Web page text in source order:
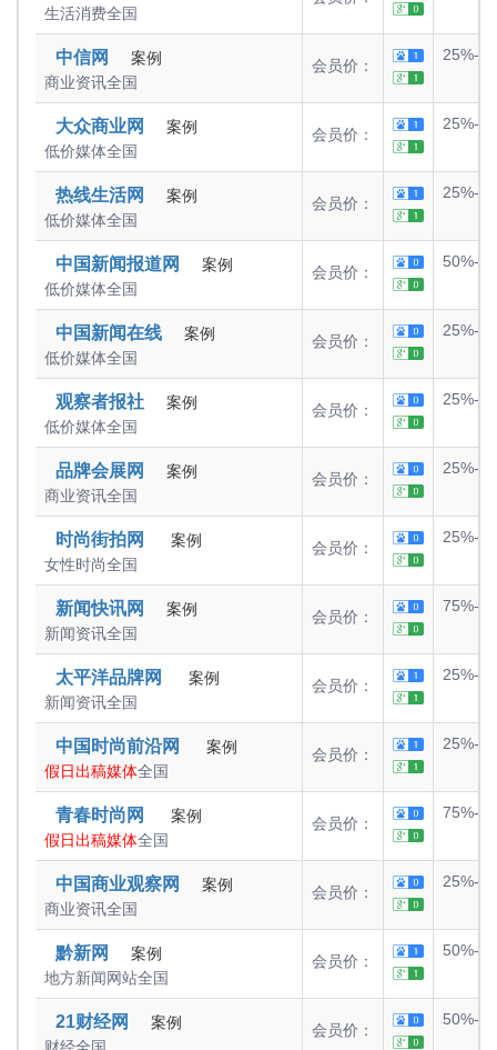
生活消费全国
中信网
案例
商业资讯全国
会员价：
25%-
大众商业网
案例
低价媒体全国
会员价：
25%-
热线生活网
案例
低价媒体全国
会员价：
25%-
中国新闻报道网
案例
低价媒体全国
会员价：
50%-
中国新闻在线
案例
低价媒体全国
会员价：
25%-
观察者报社
案例
低价媒体全国
会员价：
25%-
品牌会展网
案例
商业资讯全国
会员价：
25%-
时尚街拍网
案例
女性时尚全国
会员价：
25%-
新闻快讯网
案例
新闻资讯全国
会员价：
75%-
太平洋品牌网
案例
新闻资讯全国
会员价：
25%-
中国时尚前沿网
案例
假日出稿媒体全国
会员价：
25%-
青春时尚网
案例
假日出稿媒体全国
会员价：
75%-
中国商业观察网
案例
商业资讯全国
会员价：
25%-
黔新网
案例
地方新闻网站全国
会员价：
50%-
21财经网
案例
财经全国
会员价：
50%-